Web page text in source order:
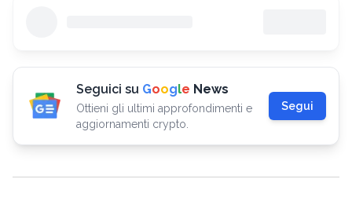
Seguici su Google News
Ottieni gli ultimi approfondimenti e
aggiornamenti crypto.
Segui